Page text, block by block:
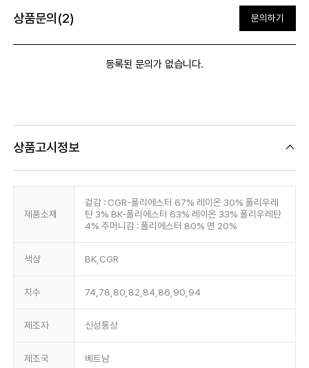
상품문의(2) 문의하기
등록된 문의가 없습니다.
상품고시정보
제품소재
겉감 : CGR-폴리에스터 67% 레이온 30% 폴리우레
탄 3% BK-폴리에스터 63% 레이온 33% 폴리우레탄
4% 주머니감 : 폴리에스터 80% 면 20%
색상 BK,CGR
치수 74,78,80,82,84,86,90,94
제조자 신성통상
제조국 베트남